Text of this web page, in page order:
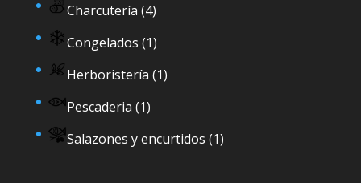
Charcutería (4)
Congelados (1)
Herboristería (1)
Pescaderia (1)
Salazones y encurtidos (1)